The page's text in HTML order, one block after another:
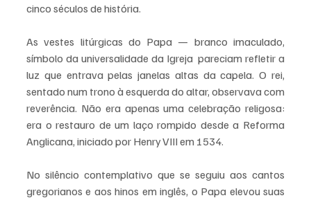
cinco séculos de história.
As vestes litúrgicas do Papa — branco imaculado,
símbolo da universalidade da Igreja  pareciam refletir a
luz que entrava pelas janelas altas da capela. O rei,
sentado num trono à esquerda do altar, observava com
reverência. Não era apenas uma celebração religosa:
era o restauro de um laço rompido desde a Reforma
Anglicana, iniciado por Henry VIII em 1534.
No silêncio contemplativo que se seguiu aos cantos
gregorianos e aos hinos em inglês, o Papa elevou suas